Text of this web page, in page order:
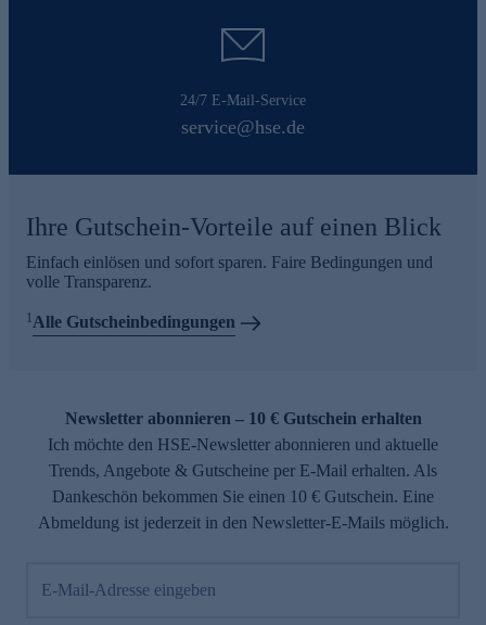
24/7 E-Mail-Service
service@hse.de
Ihre Gutschein-Vorteile auf einen Blick
Einfach einlösen und sofort sparen. Faire Bedingungen und
volle Transparenz.
1Alle Gutscheinbedingungen
Newsletter abonnieren – 10 € Gutschein erhalten
Ich möchte den HSE-Newsletter abonnieren und aktuelle
Trends, Angebote & Gutscheine per E-Mail erhalten. Als
Dankeschön bekommen Sie einen 10 € Gutschein. Eine
Abmeldung ist jederzeit in den Newsletter-E-Mails möglich.
E-Mail-Adresse eingeben